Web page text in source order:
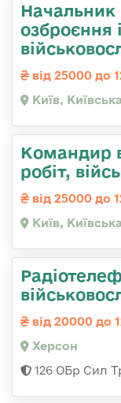
Начальник
озбpоєння
від 25000 до
Київ,
Командир
робіт,
від 25000 до
Київ,
від 20000 до
Херсон
126 ОБр Сил